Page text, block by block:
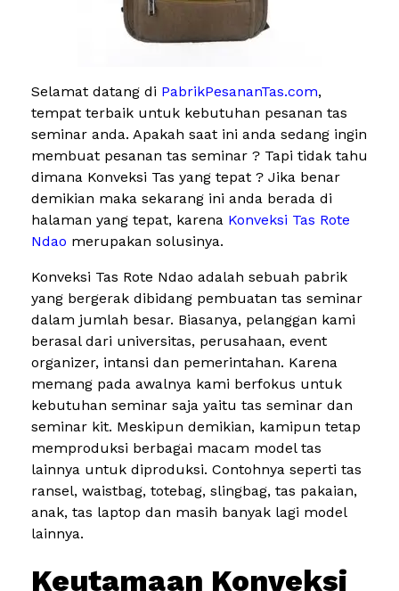
Selamat datang di PabrikPesananTas.com,
tempat terbaik untuk kebutuhan pesanan tas
seminar anda. Apakah saat ini anda sedang ingin
membuat pesanan tas seminar ? Tapi tidak tahu
dimana Konveksi Tas yang tepat ? Jika benar
demikian maka sekarang ini anda berada di
halaman yang tepat, karena Konveksi Tas Rote
Ndao merupakan solusinya.
Konveksi Tas Rote Ndao adalah sebuah pabrik
yang bergerak dibidang pembuatan tas seminar
dalam jumlah besar. Biasanya, pelanggan kami
berasal dari universitas, perusahaan, event
organizer, intansi dan pemerintahan. Karena
memang pada awalnya kami berfokus untuk
kebutuhan seminar saja yaitu tas seminar dan
seminar kit. Meskipun demikian, kamipun tetap
memproduksi berbagai macam model tas
lainnya untuk diproduksi. Contohnya seperti tas
ransel, waistbag, totebag, slingbag, tas pakaian,
anak, tas laptop dan masih banyak lagi model
lainnya.
Keutamaan Konveksi